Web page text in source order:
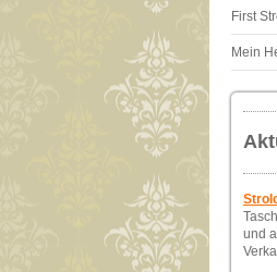
First
Mein
und